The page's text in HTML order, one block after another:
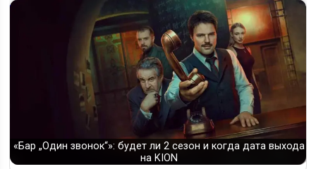
Сериал «Резервация» на KION: трейлер, дата премьеры и
интрига 1 сезона
«Бар „Один звонок“»: будет ли 2 сезон и когда дата выхода
на KION